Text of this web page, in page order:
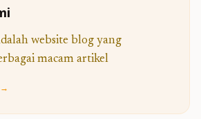
website blog yang
macam artikel
→